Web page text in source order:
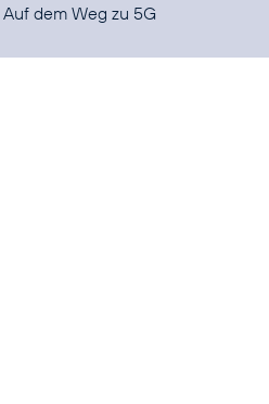
Auf dem Weg zu 5G